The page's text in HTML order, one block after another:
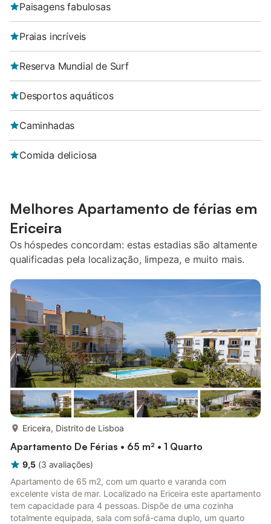
Paisagens fabulosas
Praias incríveis
Reserva Mundial de Surf
Desportos aquáticos
Caminhadas
Comida deliciosa
Melhores Apartamento de férias em
Ericeira
Os hóspedes concordam: estas estadias são altamente
qualificadas pela localização, limpeza, e muito mais.
Ericeira, Distrito de Lisboa
Apartamento De Férias • 65 m² • 1 Quarto
9,5 (3 avaliações)
Apartamento de 65 m2, com um quarto e varanda com
excelente vista de mar. Localizado na Ericeira este apartamento
tem capacidade para 4 pessoas. Dispõe de uma cozinha
totalmente equipada, sala com sofá-cama duplo, um quarto